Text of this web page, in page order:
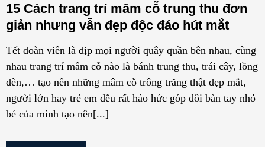
15 Cách trang trí mâm cỗ trung thu đơn
giản nhưng vẫn đẹp độc đáo hút mắt
Tết đoàn viên là dịp mọi người quây quần bên nhau, cùng
nhau trang trí mâm cỗ nào là bánh trung thu, trái cây, lồng
đèn,… tạo nên những mâm cỗ trông trăng thật đẹp mắt,
người lớn hay trẻ em đều rất háo hức góp đôi bàn tay nhỏ
bé của mình tạo nên[...]